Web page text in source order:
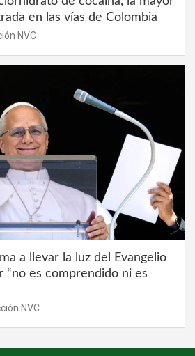
en las vías de Colombia
NVC
a llevar la luz del Evangelio
“no es comprendido ni es
NVC